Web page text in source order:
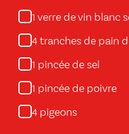
1 verre de vin blanc
4 tranches de pain
1 pincée de sel
1 pincée de poivre
4 pigeons